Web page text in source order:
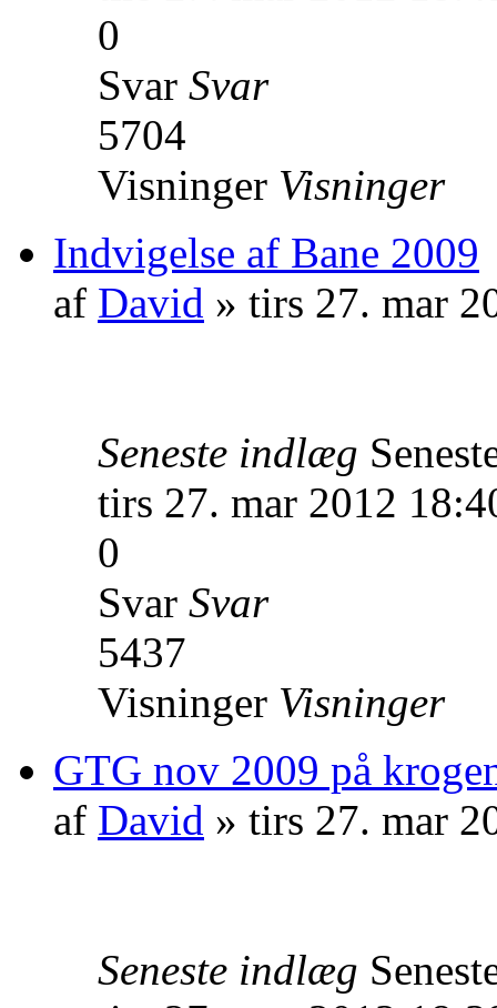
0
Svar Svar
5704
Visninger Visninger
Indvigelse af Bane 2009
af David » tirs 27. mar
Seneste indlæg
tirs 27. mar 2012
0
Svar Svar
5437
Visninger Visninger
GTG nov 2009 på
af David » tirs 27. mar
Seneste indlæg